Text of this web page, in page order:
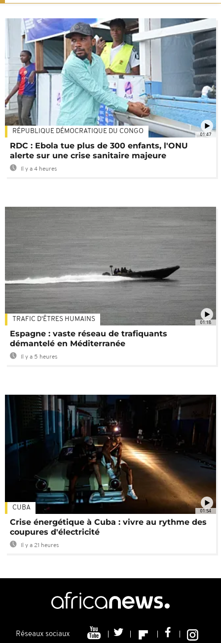
01:47
RÉPUBLIQUE DÉMOCRATIQUE DU CONGO
RDC : Ebola tue plus de 300 enfants, l'ONU
alerte sur une crise sanitaire majeure
Il y a 4 heures
01:18
TRAFIC D'ÊTRES HUMAINS
Espagne : vaste réseau de trafiquants
démantelé en Méditerranée
Il y a 5 heures
01:54
CUBA
Crise énergétique à Cuba : vivre au rythme des
coupures d'électricité
Il y a 21 heures
Réseaux sociaux